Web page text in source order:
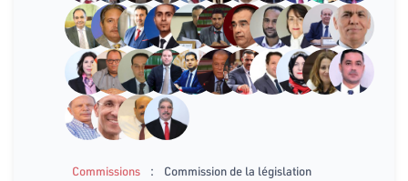
Commissions :
Commission de la législation